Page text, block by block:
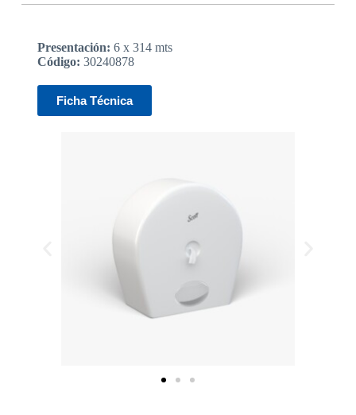
Presentación: 6 x 314 mts
Código: 30240878
Ficha Técnica